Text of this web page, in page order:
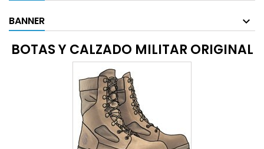
BANNER
BOTAS Y CALZADO MILITAR ORIGINAL